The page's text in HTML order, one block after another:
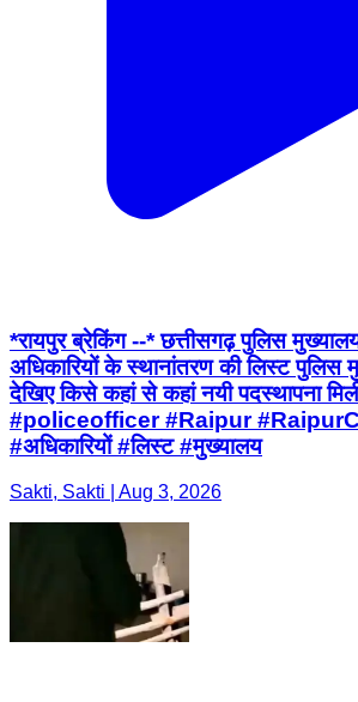
*रायपुर ब्रेकिंग --* छत्तीसगढ़ पुलिस
अधिकारियों के स्थानांतरण की लिस्ट पुलिस
देखिए किसे कहां से कहां नयी पदस्थापना
#policeofficer #Raipur
#अधिकारियों #लिस्ट #मुख्यालय
Sakti, Sakti | Aug 3, 2026